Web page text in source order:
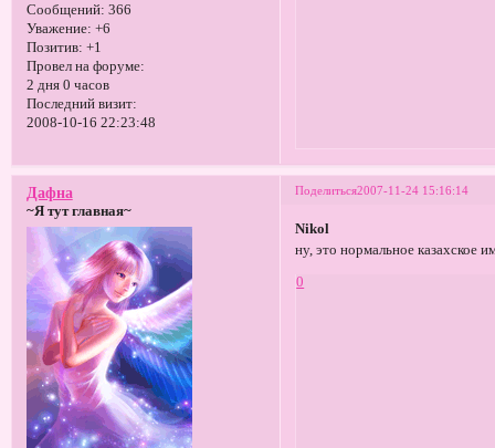
Сообщений: 366
Уважение: +6
Позитив: +1
Провел на форуме:
2 дня 0 часов
Последний визит:
2008-10-16 22:23:48
Поделиться2007-11-24 15:16:14
Дафна
~Я тут главная~
Nikol
ну, это нормальное казахское
0